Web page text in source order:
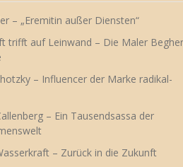
– „Eremitin außer Diensten“
trifft auf Leinwand – Die Maler
– Influencer der Marke radikal-
– Ein Tausendsassa der
– Zurück in die Zukunft